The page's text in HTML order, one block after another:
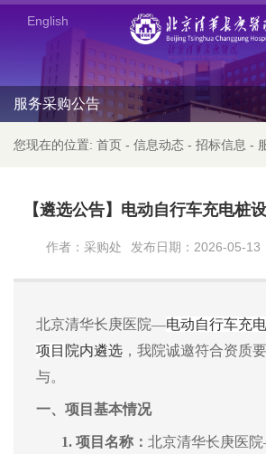
English
服务采购公告
您现在的位置: 首页 - 信息动态 - 招标信息 -
【遴选公告】电动自行车充电桩
作者：采购处 发布日期：2026-05-13
北京清华长庚医院—电动自行车充
项目 院内遴选 ，我院诚邀符合资质
与。
一、 项目基本情况
1. 项目名称 ： 北京清华长庚医